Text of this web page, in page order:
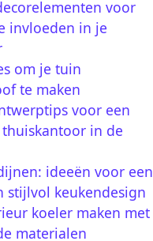
voor
invloeden in je
om je tuin
te maken
voor een
in de
ideeën voor een
stijlvol keukendesign
koeler maken met
materialen